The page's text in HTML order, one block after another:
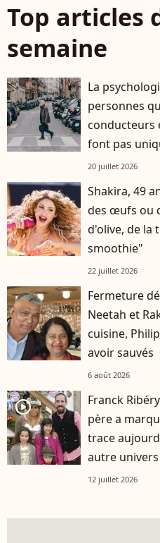
Top articles
semaine
La
personnes
conducteurs
font pas
20 juillet 2026
Shakira, 49
des œufs ou
d'olive, de la
smoothie"
22 juillet 2026
Fermeture
Neetah et
cuisine,
avoir sauvés
6 août 2026
player2
Franck
père a
trace
autre univers
12 juillet 2026